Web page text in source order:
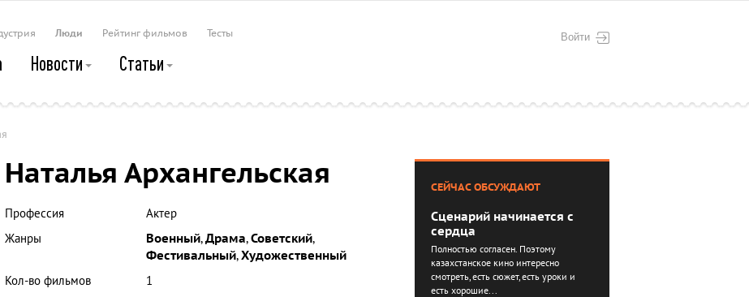
Войти
Люди Рейтинг фильмов Тесты
Новости Статьи
Наталья Архангельская
Профессия
Актер
Жанры
Военный,Драма,Советский,
Фестивальный,Художественный
Кол-во фильмов
1
СЕЙЧАС ОБСУЖДАЮТ
Сценарий начинается с
сердца
Полностью согласен. Поэтому
казахстанское кино интересно
смотреть, есть сюжет, есть уроки и
есть хорошие...